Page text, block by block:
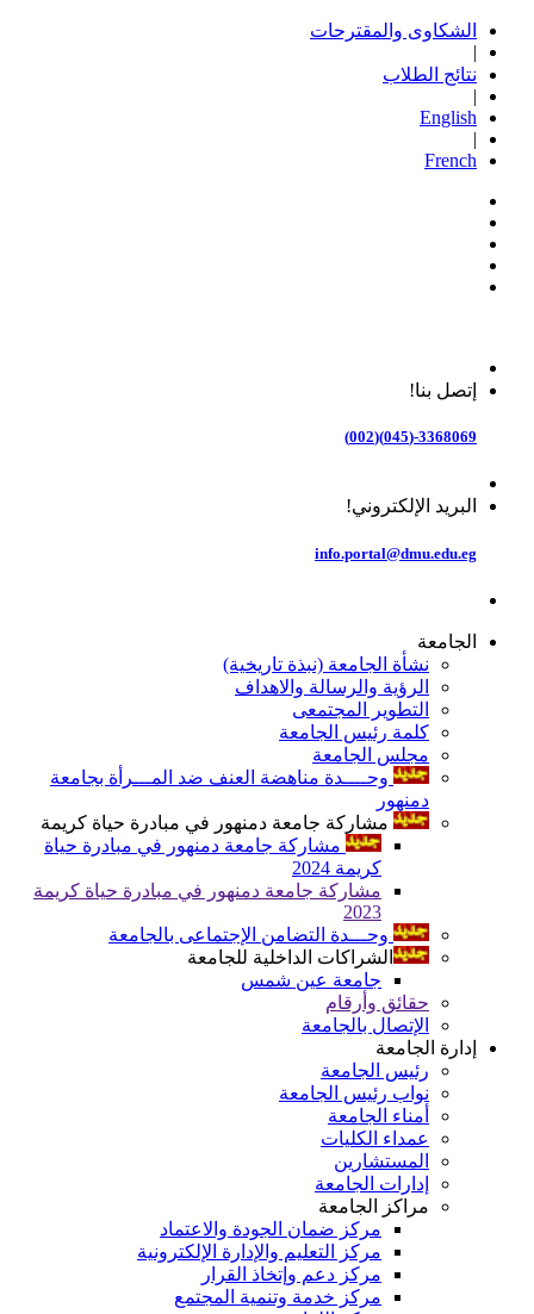
الشكاوى والمقترحات
|
نتائج الطلاب
|
English
|
French
إتصل بنا!
3368069-(045)(002)
البريد الإلكتروني!
info.portal@dmu.edu.eg
الجامعة
نشأة الجامعة (نبذة تاريخية)
الرؤية والرسالة والاهداف
التطوير المجتمعى
كلمة رئيس الجامعة
مجلس الجامعة
وحــــدة مناهضة العنف ضد المـــرأة بجامعة
دمنهور
مشاركة جامعة دمنهور في مبادرة حياة كريمة
مشاركة جامعة دمنهور في مبادرة حياة
كريمة 2024
مشاركة جامعة دمنهور في مبادرة حياة كريمة
2023
وحـــدة التضامن الإجتماعى بالجامعة
الشراكات الداخلية للجامعة
جامعة عين شمس
حقائق وأرقام
الإتصال بالجامعة
إدارة الجامعة
رئيس الجامعة
نواب رئيس الجامعة
أمناء الجامعة
عمداء الكليات
المستشارين
إدارات الجامعة
مراكز الجامعة
مركز ضمان الجودة والاعتماد
مركز التعليم والإدارة الإلكترونية
مركز دعم وإتخاذ القرار
مركز خدمة وتنمية المجتمع